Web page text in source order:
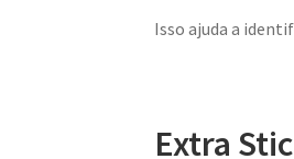
Isso ajuda a
Extra